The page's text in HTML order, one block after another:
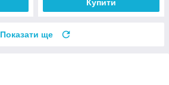
Купити
Показати ще